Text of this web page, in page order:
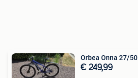
Orbea Onna 27/50
€ 249,99